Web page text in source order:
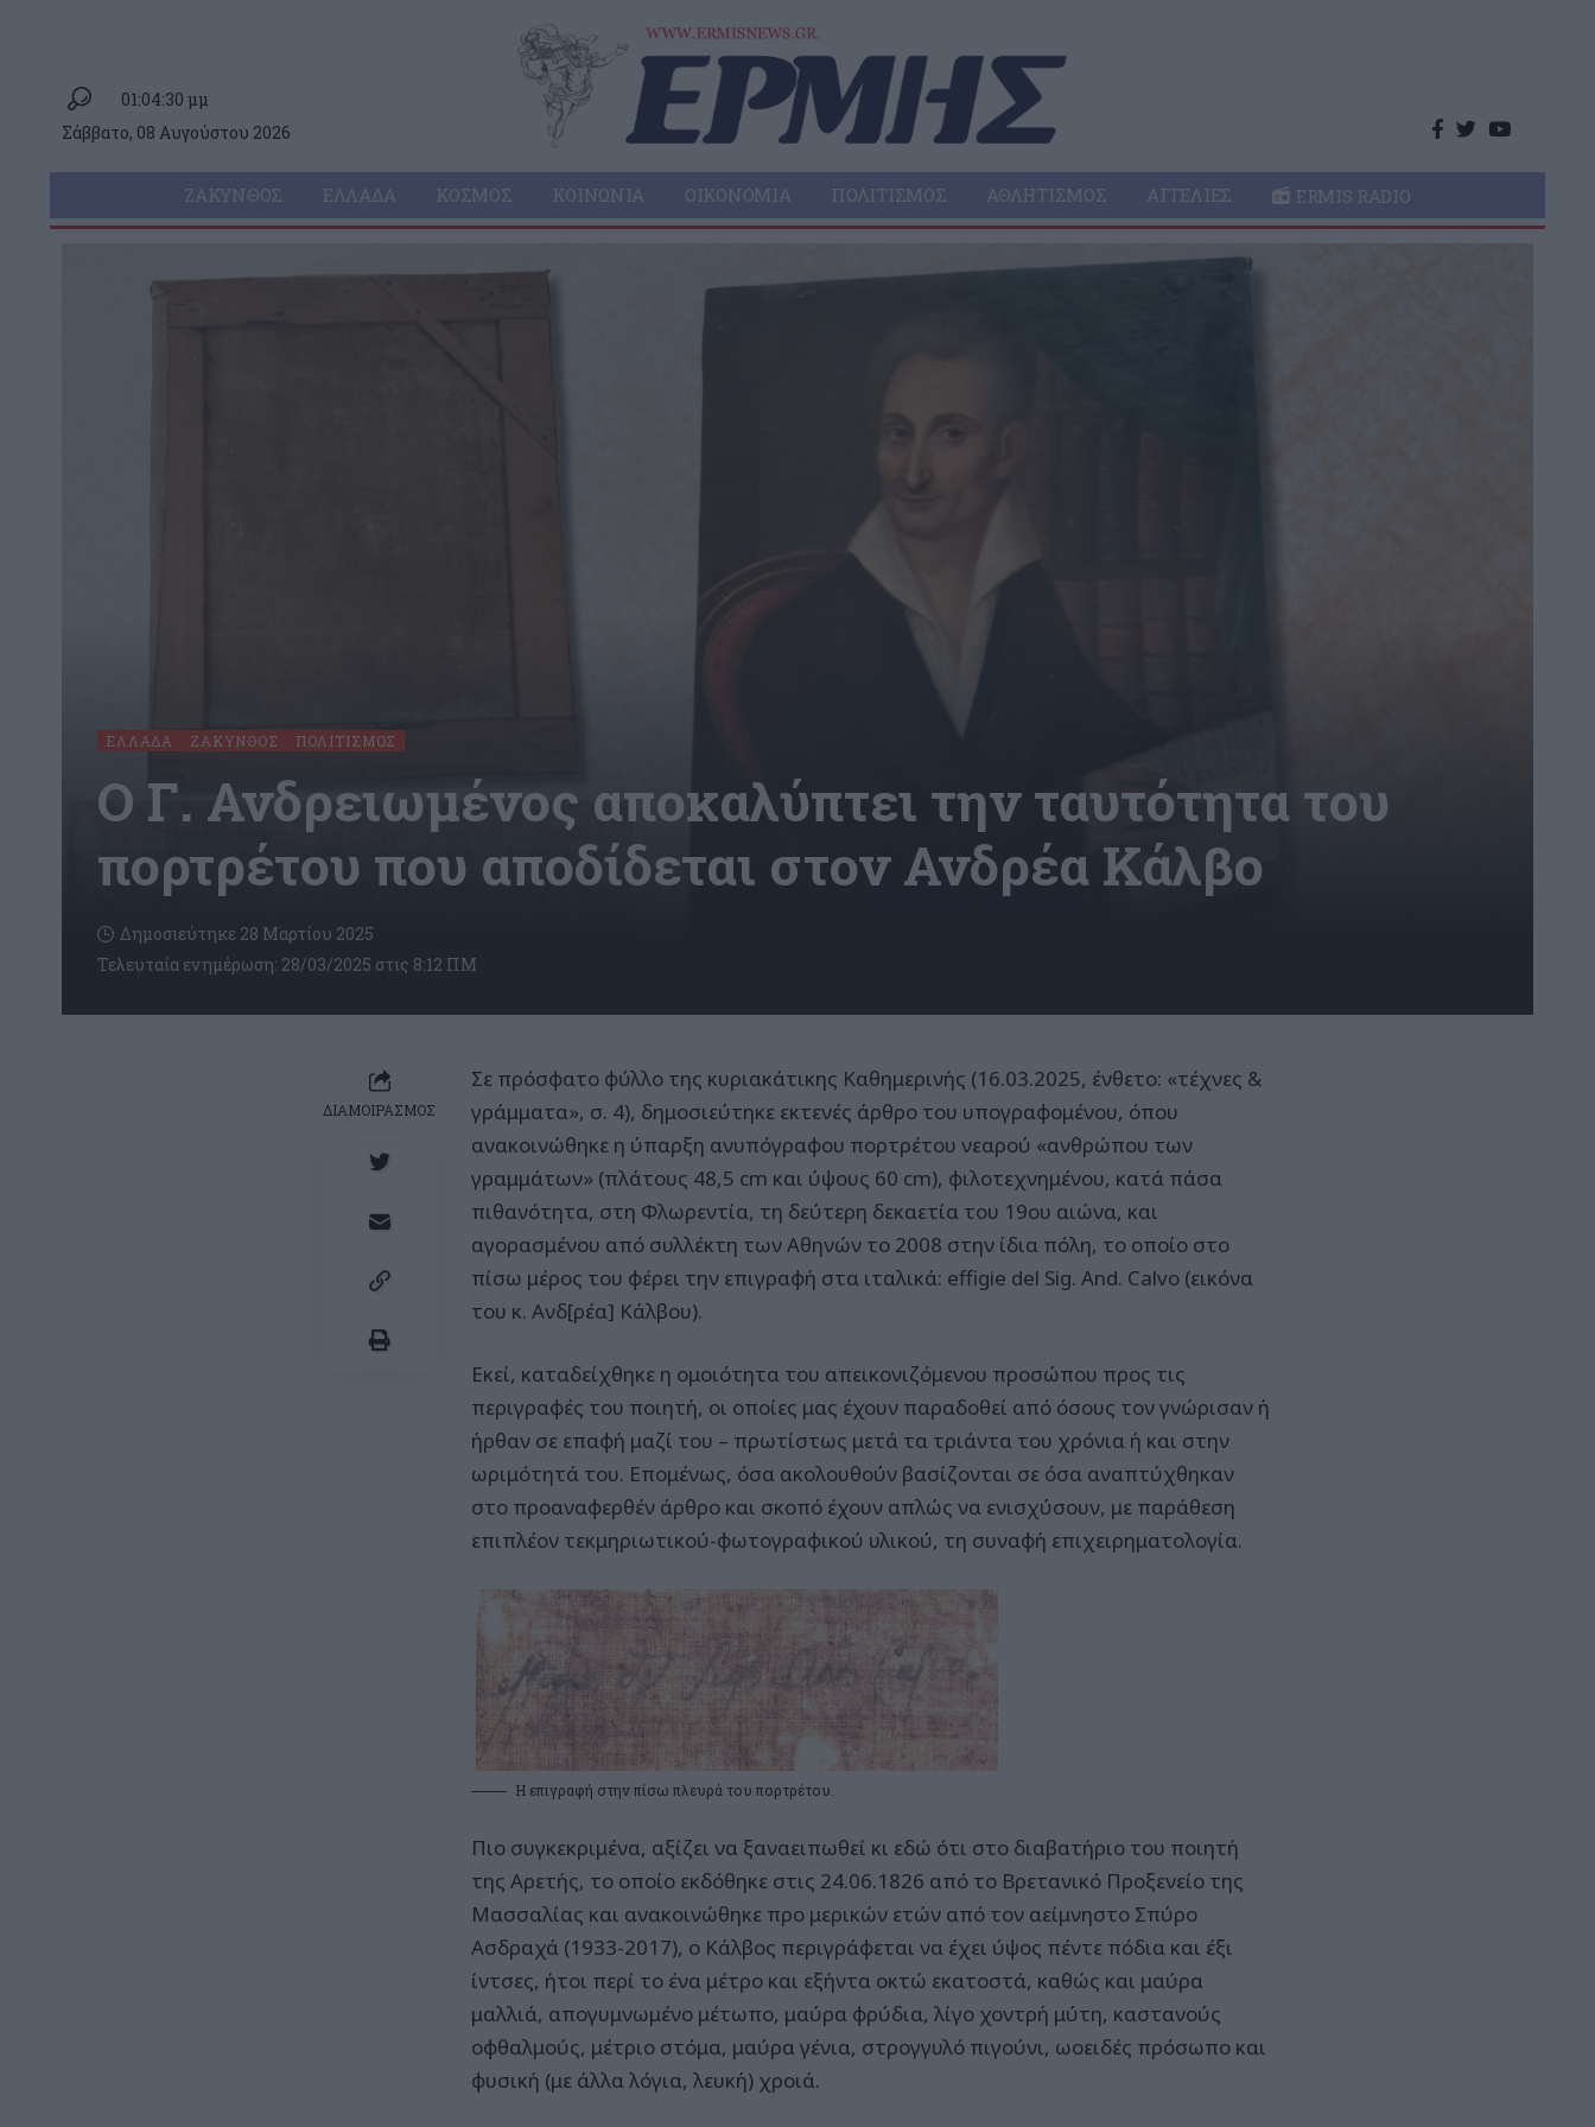
01:04:30 μμ
Σάββατο, 08 Αυγούστου 2026
ΖΆΚΥΝΘΟΣ ΕΛΛΆΔΑ ΚΌΣΜΟΣ ΚΟΙΝΩΝΊΑ ΟΙΚΟΝΟΜΊΑ ΠΟΛΙΤΙΣΜΌΣ ΑΘΛΗΤΙΣΜΌΣ ΑΓΓΕΛΊΕΣ ERMIS RADIO
ΕΛΛΆΔΑ ΖΆΚΥΝΘΟΣ ΠΟΛΙΤΙΣΜΌΣ
Ο Γ. Ανδρειωμένος αποκαλύπτει την ταυτότητα του
πορτρέτου που αποδίδεται στον Ανδρέα Κάλβο
Τελευταία ενημέρωση: 28/03/2025 στις 8:12 ΠΜ
Δημοσιεύτηκε 28 Μαρτίου 2025
ΔΙΑΜΟΙΡΑΣΜΟΣ
Σε πρόσφατο φύλλο της κυριακάτικης Καθημερινής (16.03.2025, ένθετο: «τέχνες &
γράμματα», σ. 4), δημοσιεύτηκε εκτενές άρθρο του υπογραφομένου, όπου
ανακοινώθηκε η ύπαρξη ανυπόγραφου πορτρέτου νεαρού «ανθρώπου των
γραμμάτων» (πλάτους 48,5 cm και ύψους 60 cm), φιλοτεχνημένου, κατά πάσα
πιθανότητα, στη Φλωρεντία, τη δεύτερη δεκαετία του 19ου αιώνα, και
αγορασμένου από συλλέκτη των Αθηνών το 2008 στην ίδια πόλη, το οποίο στο
πίσω μέρος του φέρει την επιγραφή στα ιταλικά: effigie del Sig. And. Calvo (εικόνα
του κ. Ανδ[ρέα] Κάλβου).
Εκεί, καταδείχθηκε η ομοιότητα του απεικονιζόμενου προσώπου προς τις
περιγραφές του ποιητή, οι οποίες μας έχουν παραδοθεί από όσους τον γνώρισαν ή
ήρθαν σε επαφή μαζί του – πρωτίστως μετά τα τριάντα του χρόνια ή και στην
ωριμότητά του. Επομένως, όσα ακολουθούν βασίζονται σε όσα αναπτύχθηκαν
στο προαναφερθέν άρθρο και σκοπό έχουν απλώς να ενισχύσουν, με παράθεση
επιπλέον τεκμηριωτικού-φωτογραφικού υλικού, τη συναφή επιχειρηματολογία.
Η επιγραφή στην πίσω πλευρά του πορτρέτου.
Πιο συγκεκριμένα, αξίζει να ξαναειπωθεί κι εδώ ότι στο διαβατήριο του ποιητή
της Αρετής, το οποίο εκδόθηκε στις 24.06.1826 από το Βρετανικό Προξενείο της
Μασσαλίας και ανακοινώθηκε προ μερικών ετών από τον αείμνηστο Σπύρο
Ασδραχά (1933-2017), ο Κάλβος περιγράφεται να έχει ύψος πέντε πόδια και έξι
ίντσες, ήτοι περί το ένα μέτρο και εξήντα οκτώ εκατοστά, καθώς και μαύρα
μαλλιά, απογυμνωμένο μέτωπο, μαύρα φρύδια, λίγο χοντρή μύτη, καστανούς
οφθαλμούς, μέτριο στόμα, μαύρα γένια, στρογγυλό πιγούνι, ωοειδές πρόσωπο και
φυσική (με άλλα λόγια, λευκή) χροιά.